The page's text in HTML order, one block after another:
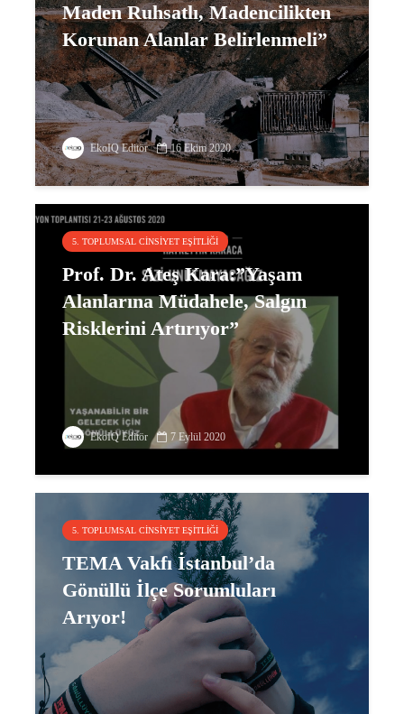
Maden Ruhsatlı, Madencilikten
Korunan Alanlar Belirlenmeli”
EkoIQ Editör 16 Ekim 2020
5. TOPLUMSAL CINSIYET EŞITLIĞI
Prof. Dr. Ateş Kara:”Yaşam
Alanlarına Müdahele, Salgın
Risklerini Artırıyor”
EkoIQ Editör 7 Eylül 2020
5. TOPLUMSAL CINSIYET EŞITLIĞI
TEMA Vakfı İstanbul’da
Gönüllü İlçe Sorumluları
Arıyor!